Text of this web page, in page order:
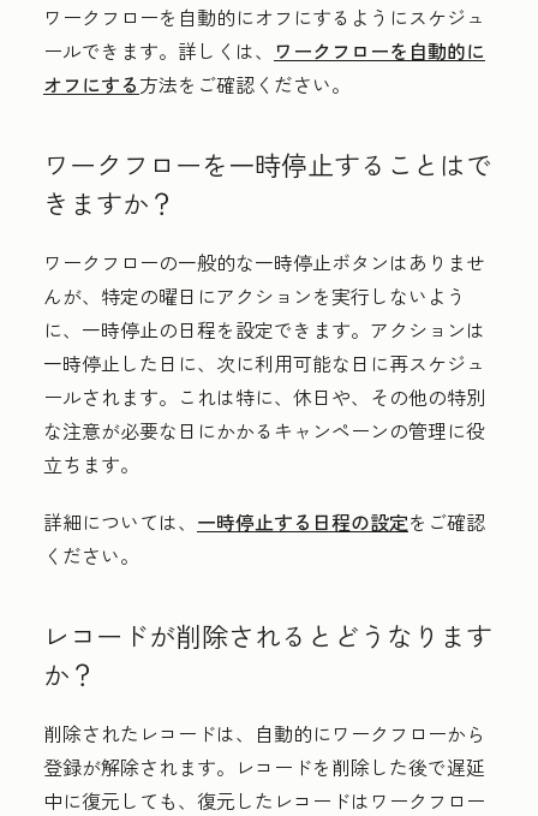
ワークフローを自動的にオフにするようにスケジュ
ールできます。詳しくは、 ワークフローを自動的に
オフにする方法をご確認ください。
ワークフローを一時停止することはで
きますか？
ワークフローの一般的な一時停止ボタンはありませ
んが、特定の曜日にアクションを実行しないよう
に、一時停止の日程を設定できます。アクションは
一時停止した日に、次に利用可能な日に再スケジュ
ールされます。これは特に、休日や、その他の特別
な注意が必要な日にかかるキャンペーンの管理に役
立ちます。
詳細については、 一時停止する日程の設定をご確認
ください。
レコードが削除されるとどうなります
か？
削除されたレコードは、自動的にワークフローから
登録が解除されます。レコードを削除した後で遅延
中に復元しても、復元したレコードはワークフロー